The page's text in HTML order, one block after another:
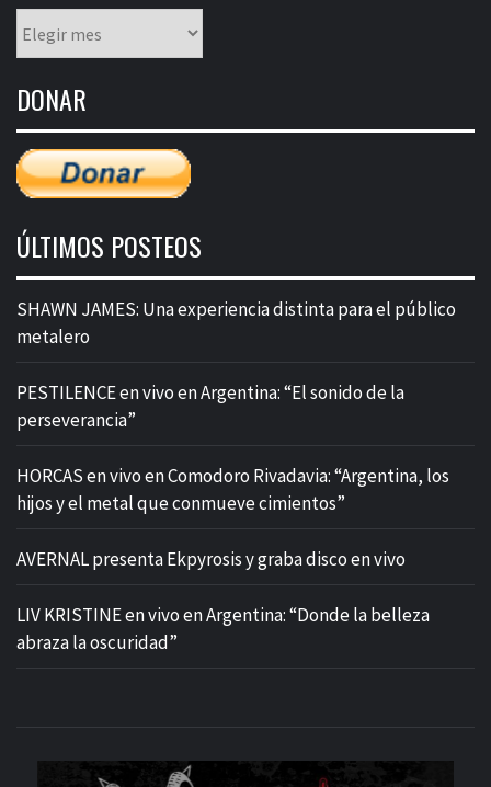
mensual
entradas
DONAR
ÚLTIMOS POSTEOS
SHAWN JAMES: Una experiencia distinta para el público
metalero
PESTILENCE en vivo en Argentina: “El sonido de la
perseverancia”
HORCAS en vivo en Comodoro Rivadavia: “Argentina, los
hijos y el metal que conmueve cimientos”
AVERNAL presenta Ekpyrosis y graba disco en vivo
LIV KRISTINE en vivo en Argentina: “Donde la belleza
abraza la oscuridad”